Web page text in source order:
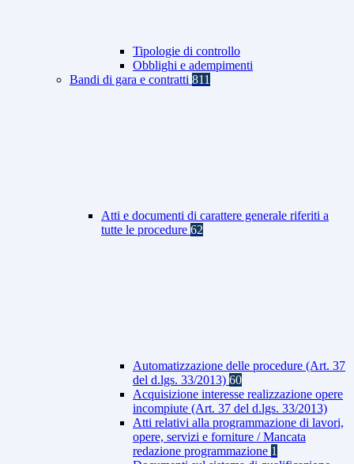
Tipologie di controllo
Obblighi e adempimenti
Bandi di gara e contratti 811
Atti e documenti di carattere generale riferiti a
tutte le procedure 62
Automatizzazione delle procedure (Art. 37
del d.lgs. 33/2013) 60
Acquisizione interesse realizzazione opere
incompiute (Art. 37 del d.lgs. 33/2013)
Atti relativi alla programmazione di lavori,
opere, servizi e forniture / Mancata
redazione programmazione 1